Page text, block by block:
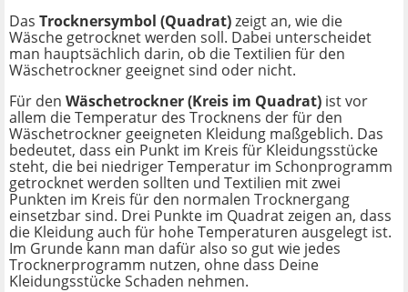
Das Trocknersymbol (Quadrat)zeigt an, wie die
Wäsche getrocknet werden soll. Dabei unterscheidet
man hauptsächlich darin, ob die Textilien für den
Wäschetrockner geeignet sind oder nicht.
Für den Wäschetrockner (Kreis im Quadrat) ist vor
allem die Temperatur des Trocknens der für den
Wäschetrockner geeigneten Kleidung maßgeblich. Das
bedeutet, dass ein Punkt im Kreis für Kleidungsstücke
steht, die bei niedriger Temperatur im Schonprogramm
getrocknet werden sollten und Textilien mit zwei
Punkten im Kreis für den normalen Trocknergang
einsetzbar sind. Drei Punkte im Quadrat zeigen an, dass
die Kleidung auch für hohe Temperaturen ausgelegt ist.
Im Grunde kann man dafür also so gut wie jedes
Trocknerprogramm nutzen, ohne dass Deine
Kleidungsstücke Schaden nehmen.